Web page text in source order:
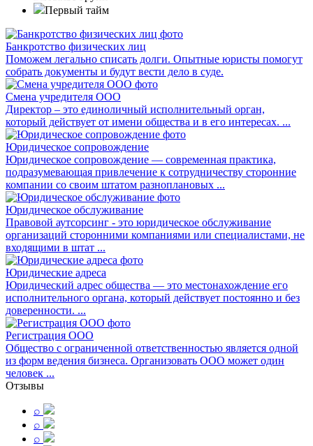
Первый тайм
Банкротство физических лиц
Поможем легально списать долги. Опытные юристы помогут
собрать документы и будут вести дело в суде.
Смена учредителя ООО
Директор – это единоличный исполнительный орган,
который действует от имени общества и в его интересах. ...
Юридическое сопровождение
Юридическое сопровождение — современная практика,
подразумевающая привлечение к сотрудничеству сторонние
компании со своим штатом разноплановых ...
Юридическое обслуживание
Правовой аутсорсинг - это юридическое обслуживание
организаций сторонними компаниями или специалистами, не
входящими в штат ...
Юридические адреса
Юридический адрес общества — это местонахождение его
исполнительного органа, который действует постоянно и без
доверенности. ...
Регистрация ООО
Общество с ограниченной ответственностью является одной
из форм ведения бизнеса. Организовать ООО может один
человек ...
Отзывы
⌕
⌕
⌕